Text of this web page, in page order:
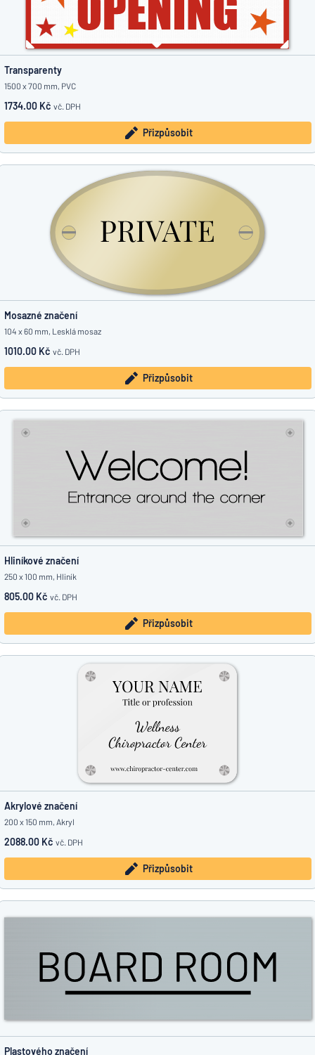
Transparenty
1500 x 700 mm, PVC
1734.00 Kč vč. DPH
Přizpůsobit
Mosazné značení
104 x 60 mm, Lesklá mosaz
1010.00 Kč vč. DPH
Přizpůsobit
Hliníkové značení
250 x 100 mm, Hliník
805.00 Kč vč. DPH
Přizpůsobit
Akrylové značení
200 x 150 mm, Akryl
2088.00 Kč vč. DPH
Přizpůsobit
Plastového značení